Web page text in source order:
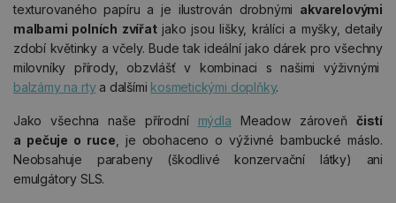
texturovaného papíru a je ilustrován drobnými akvarelovými
malbami polních zvířatjako jsou lišky, králíci a myšky, detaily
zdobí květinky a včely. Bude tak ideální jako dárek pro všechny
milovníky přírody, obzvlášť v kombinaci s našimi výživnými
balzámy na rtya dalšími kosmetickými doplňky.
Jako všechna naše přírodní mýdla Meadow zároveň čistí
a pečuje o ruce , je obohaceno o výživné bambucké máslo.
Neobsahuje parabeny (škodlivé konzervační látky) ani
emulgátory SLS.